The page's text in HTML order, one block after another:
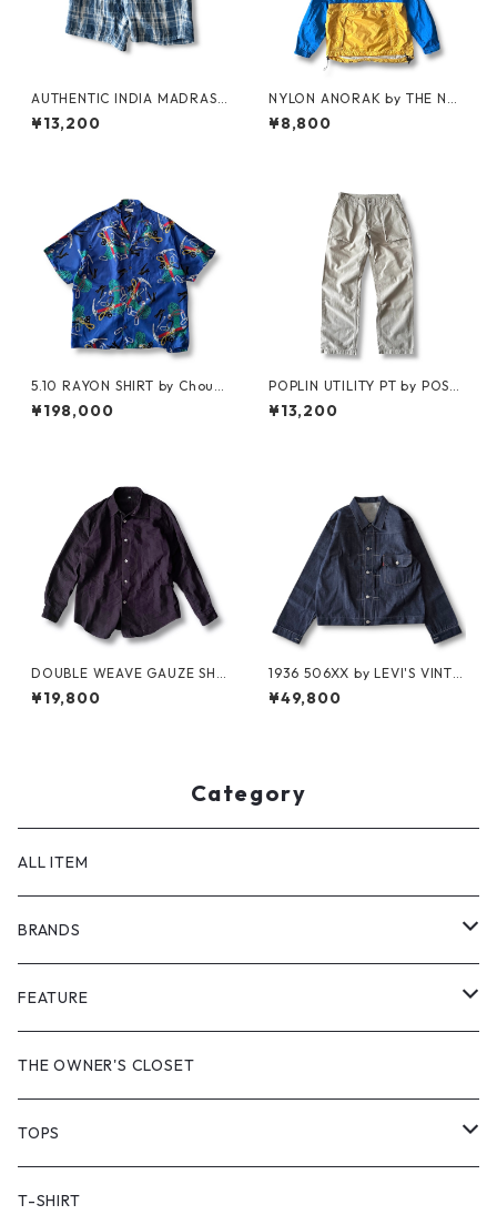
AUTHENTIC INDIA MADRAS
SHORTS by Polo Ralph Laure
n
¥13,200
NYLON ANORAK by THE NO
RTH FACE
¥8,800
5.10 RAYON SHIRT by Chouin
ard Equipment
¥198,000
POPLIN UTILITY PT by POST
OʼALLS
¥13,200
DOUBLE WEAVE GAUZE SHI
RT by MIYAKE DESIGN STUDI
O
¥19,800
1936 506XX by LEVI'S VINTA
GE GLOTHING NO-WASH
¥49,800
Category
ALL ITEM
BRANDS
GHOST ALMOSTBLACK
PRODUCT TWELVE
BAICYCLON
Little Yarmouth
FEATURE
NEW VINTAGE
Supreme
Stussy
VINTAGE OUTDOOR
ARC'TERYX
RTW VINTAGE
THE OWNER'S CLOSET
TOPS
JACKET
T-SHIRT